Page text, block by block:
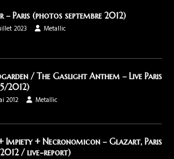
– Paris (photos septembre 2012)
2023
Metallic
/ The Gaslight Anthem – Live Paris
2012)
2012
Metallic
Impiety + Necronomicon – Glazart, Paris
/ live-report)